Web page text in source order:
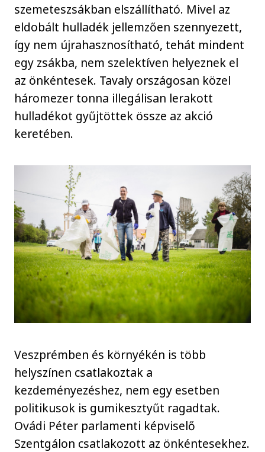
szemeteszsákban elszállítható. Mivel az
eldobált hulladék jellemzően szennyezett,
így nem újrahasznosítható, tehát mindent
egy zsákba, nem szelektíven helyeznek el
az önkéntesek. Tavaly országosan közel
háromezer tonna illegálisan lerakott
hulladékot gyűjtöttek össze az akció
keretében.
Veszprémben és környékén is több
helyszínen csatlakoztak a
kezdeményezéshez, nem egy esetben
politikusok is gumikesztyűt ragadtak.
Ovádi Péter parlamenti képviselő
Szentgálon csatlakozott az önkéntesekhez.